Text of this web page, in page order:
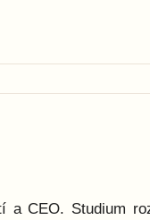
CEO. Studium